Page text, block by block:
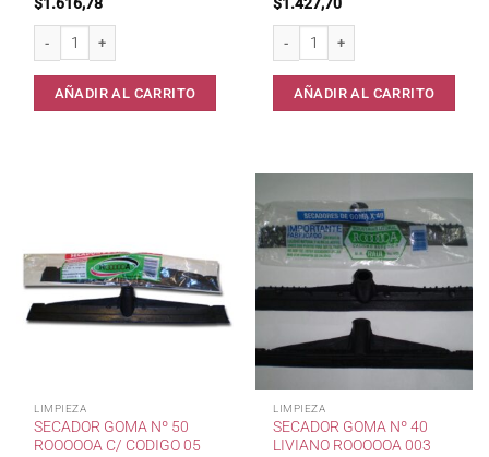
Secador goma nº 30 RoooooA 001 cantidad
AÑADIR AL CARRITO
Sopapas de goma RoooooA 08 C/C
AÑADIR AL CARRITO
LIMPIEZA
SECADOR GOMA Nº 50
ROOOOOA C/ CODIGO 05
LIMPIEZA
SECADOR GOMA Nº 40
LIVIANO ROOOOOA 003